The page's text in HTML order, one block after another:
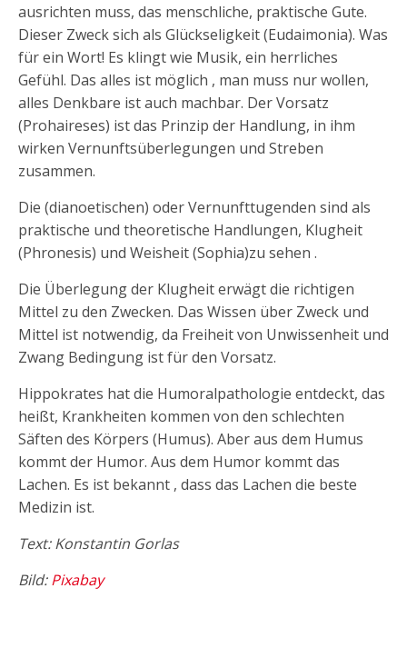
ausrichten muss, das menschliche, praktische Gute.
Dieser Zweck sich als Glückseligkeit (Eudaimonia). Was
für ein Wort! Es klingt wie Musik, ein herrliches
Gefühl. Das alles ist möglich , man muss nur wollen,
alles Denkbare ist auch machbar. Der Vorsatz
(Prohaireses) ist das Prinzip der Handlung, in ihm
wirken Vernunftsüberlegungen und Streben
zusammen.
Die (dianoetischen) oder Vernunfttugenden sind als
praktische und theoretische Handlungen, Klugheit
(Phronesis) und Weisheit (Sophia)zu sehen .
Die Überlegung der Klugheit erwägt die richtigen
Mittel zu den Zwecken. Das Wissen über Zweck und
Mittel ist notwendig, da Freiheit von Unwissenheit und
Zwang Bedingung ist für den Vorsatz.
Hippokrates hat die Humoralpathologie entdeckt, das
heißt, Krankheiten kommen von den schlechten
Säften des Körpers (Humus). Aber aus dem Humus
kommt der Humor. Aus dem Humor kommt das
Lachen. Es ist bekannt , dass das Lachen die beste
Medizin ist.
Text: Konstantin Gorlas
Bild:Pixabay